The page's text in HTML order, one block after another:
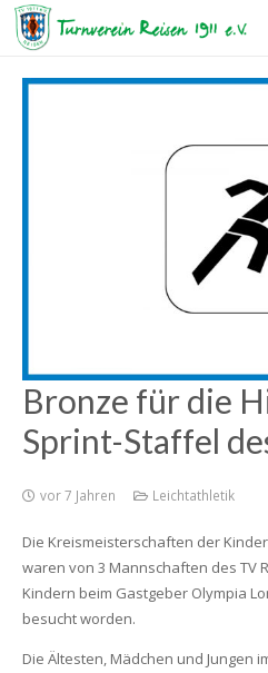
Bronze für die
Sprint-Staffel
vor 7 Jahren Leichtathletik
Die Kreismeisterschaften der
waren von 3 Mannschaften des TV
Kindern beim Gastgeber Olympia
besucht worden.
Die Ältesten, Mädchen und Jungen